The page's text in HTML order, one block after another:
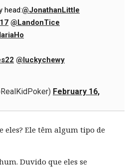
head:@JonathanLittle
@LandonTice
@luckychewy
February 16,
eles? Ele têm algum tipo de
Duvido que eles se